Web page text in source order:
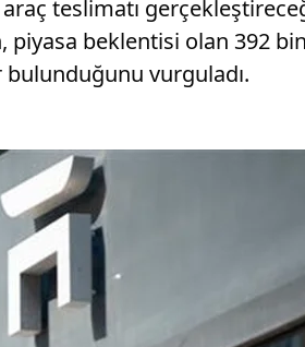
teslimatı
piyasa beklentisi olan 392
vurguladı.